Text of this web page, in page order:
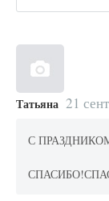
Татьяна 21
С